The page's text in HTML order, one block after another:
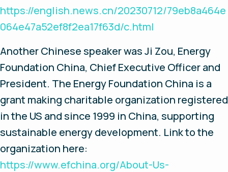
https://english.news.cn/20230712/79eb8a464e
064e47a52ef8f2ea17f63d/c.html
Another Chinese speaker was Ji Zou, Energy
Foundation China, Chief Executive Officer and
President. The Energy Foundation China is a
grant making charitable organization registered
in the US and since 1999 in China, supporting
sustainable energy development. Link to the
organization here:
https://www.efchina.org/About-Us-